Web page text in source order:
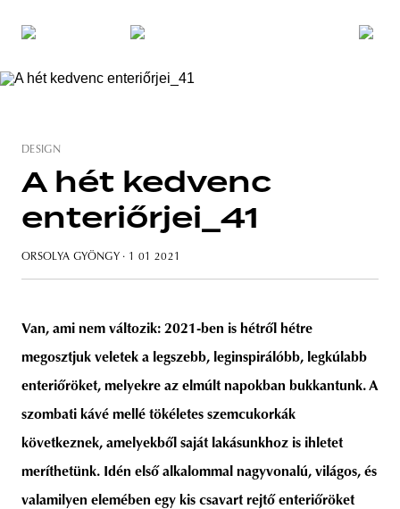
budapest poland branding
DESIGN
A hét kedvenc
enteriőrjei_41
ORSOLYA GYÖNGY · 1 01 2021
Van, ami nem változik: 2021-ben is hétről hétre
megosztjuk veletek a legszebb, leginspirálóbb, legkúlabb
enteriőröket, melyekre az elmúlt napokban bukkantunk. A
szombati kávé mellé tökéletes szemcukorkák
következnek, amelyekből saját lakásunkhoz is ihletet
meríthetünk. Idén első alkalommal nagyvonalú, világos, és
valamilyen elemében egy kis csavart rejtő enteriőröket